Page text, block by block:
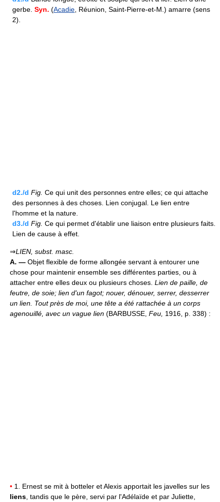
gerbe. Syn. (Acadie , Réunion, Saint-Pierre-et-M.) amarre (sens
2).
d2./d Fig. Ce qui unit des personnes entre elles; ce qui attache
des personnes à des choses. Lien conjugal. Le lien entre
l'homme et la nature.
d3./d Fig. Ce qui permet d'établir une liaison entre plusieurs faits.
Lien de cause à effet.
⇒LIEN, subst. masc.
A. — Objet flexible de forme allongée servant à entourer une
chose pour maintenir ensemble ses différentes parties, ou à
attacher entre elles deux ou plusieurs choses. Lien de paille, de
feutre, de soie; lien d'un fagot; nouer, dénouer, serrer, desserrer
un lien. Tout près de moi, une tête a été rattachée à un corps
agenouillé, avec un vague lien (BARBUSSE, Feu, 1916, p. 338) :
• 1. Ernest se mit à botteler et Alexis apportait les javelles sur les
liens , tandis que le père, servi par l'Adélaïde et par Juliette,